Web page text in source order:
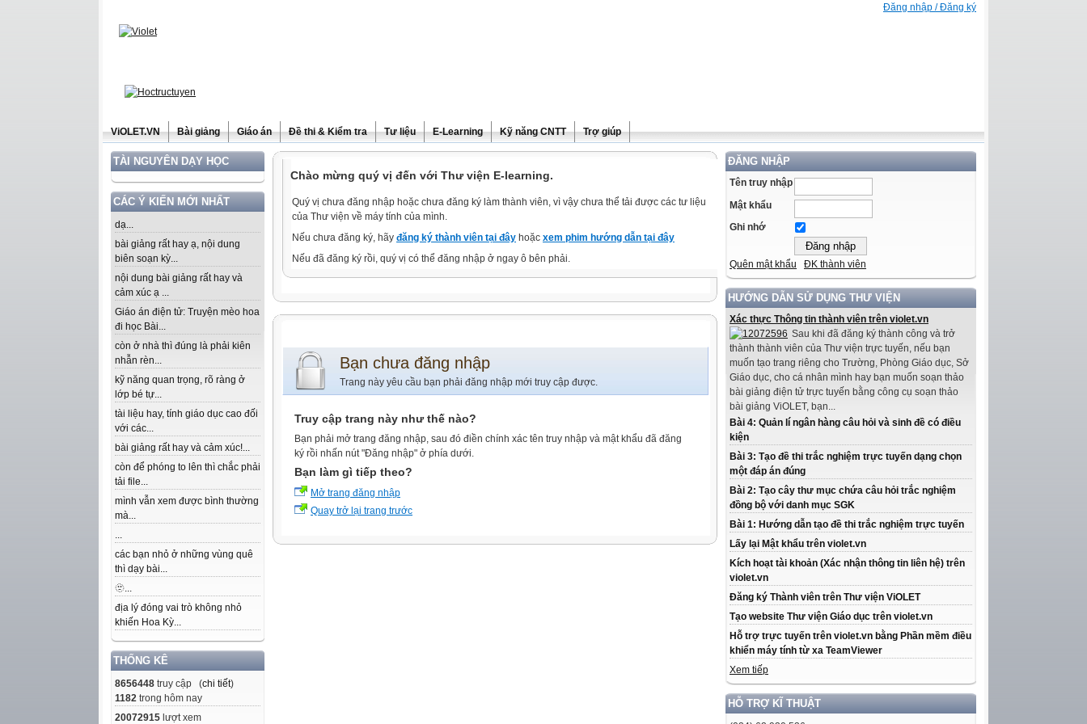
Đăng nhập / Đăng ký
ViOLET.VN Bài giảng Giáo án Đề thi & Kiểm tra Tư liệu E-Learning Kỹ năng CNTT Trợ giúp
TÀI NGUYÊN DẠY HỌC
CÁC Ý KIẾN MỚI NHẤT
dạ...
bài giảng rất hay ạ, nội dung
biên soạn kỳ...
nội dung bài giảng rất hay và
cảm xúc ạ ...
Giáo án điện tử: Truyện mèo hoa
đi học Bài...
còn ở nhà thì đúng là phải kiên
nhẫn rèn...
kỹ năng quan trọng, rõ ràng ở
lớp bé tự...
tài liệu hay, tính giáo dục cao đối
với các...
bài giảng rất hay và cảm xúc!...
còn để phóng to lên thì chắc phải
tải file...
mình vẫn xem được bình thường
mà...
...
các bạn nhỏ ở những vùng quê
thì dạy bài...
🫥...
địa lý đóng vai trò không nhỏ
khiến Hoa Kỳ...
THỐNG KÊ
8656448 truy cập (chi tiết)
1182 trong hôm nay
20072915 lượt xem
ĐĂNG NHẬP
Tên truy nhập
Mật khẩu
Ghi nhớ
Quên mật khẩu ĐK thành viên
HƯỚNG DẪN SỬ DỤNG THƯ VIỆN
Xác thực Thông tin thành viên trên violet.vn
Sau khi đã đăng ký thành công và trở
thành thành viên của Thư viện trực tuyến, nếu bạn
muốn tạo trang riêng cho Trường, Phòng Giáo dục, Sở
Giáo dục, cho cá nhân mình hay bạn muốn soạn thảo
bài giảng điện tử trực tuyến bằng công cụ soạn thảo
bài giảng ViOLET, bạn...
Bài 4: Quản lí ngân hàng câu hỏi và sinh đề có điều
kiện
Bài 3: Tạo đề thi trắc nghiệm trực tuyến dạng chọn
một đáp án đúng
Bài 2: Tạo cây thư mục chứa câu hỏi trắc nghiệm
đồng bộ với danh mục SGK
Bài 1: Hướng dẫn tạo đề thi trắc nghiệm trực tuyến
Lấy lại Mật khẩu trên violet.vn
Kích hoạt tài khoản (Xác nhận thông tin liên hệ) trên
violet.vn
Đăng ký Thành viên trên Thư viện ViOLET
Tạo website Thư viện Giáo dục trên violet.vn
Hỗ trợ trực tuyến trên violet.vn bằng Phần mềm điều
khiển máy tính từ xa TeamViewer
Xem tiếp
HỖ TRỢ KĨ THUẬT
Chào mừng quý vị đến với Thư viện E-learning.
Quý vị chưa đăng nhập hoặc chưa đăng ký làm thành viên, vì vậy chưa thể tải được các tư liệu
của Thư viện về máy tính của mình.
Nếu chưa đăng ký, hãy đăng ký thành viên tại đây hoặc xem phim hướng dẫn tại đây
Nếu đã đăng ký rồi, quý vị có thể đăng nhập ở ngay ô bên phải.
Bạn chưa đăng nhập
Trang này yêu cầu bạn phải đăng nhập mới truy cập được.
Truy cập trang này như thế nào?
Bạn phải mở trang đăng nhập, sau đó điền chính xác tên truy nhập và mật khẩu đã đăng
ký rồi nhấn nút "Đăng nhập" ở phía dưới.
Bạn làm gì tiếp theo?
Mở trang đăng nhập
Quay trở lại trang trước